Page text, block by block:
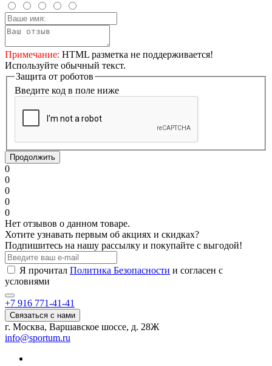
Примечание: HTML разметка не поддерживается!
Используйте обычный текст.
Защита от роботов
Введите код в поле ниже
Продолжить
0
0
0
0
0
Нет отзывов о данном товаре.
Хотите узнавать первым об акциях и скидках?
Подпишитесь на нашу рассылку и покупайте с выгодой!
Я прочитал Политика Безопасности и согласен с
условиями
+7 916 771-41-41
Связаться с нами
г. Москва, Варшавское шоссе, д. 28Ж
info@sportum.ru